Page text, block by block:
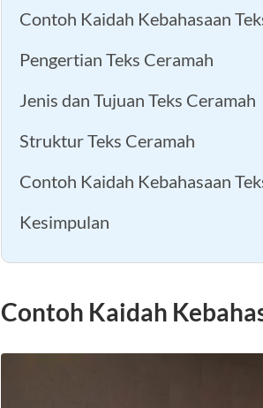
Contoh Kaidah Kebahasaan
Pengertian Teks Ceramah
Jenis dan Tujuan Teks Ceramah
Struktur Teks Ceramah
Contoh Kaidah Kebahasaan
Kesimpulan
Contoh Kaidah